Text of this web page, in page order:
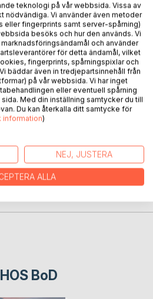
är nästan sann...om en
i tid och i värkligheten -
BoD
teknologi på vår webbsida. Vissa av
nödvändiga. Vi använder även metoder
eller fingerprints samt server-spårning)
besöks och hur den används. Vi
och använder
för detta ändamål, vilket
fingerprints, spårningspixlar och
bäddar även in tredjepartsinnehåll från
på vår webbsida. Vi har inget
eller eventuell spårning
Med din inställning samtycker du till
Du kan återkalla ditt samtycke för
information)
NEJ, JUSTERA
ALLA